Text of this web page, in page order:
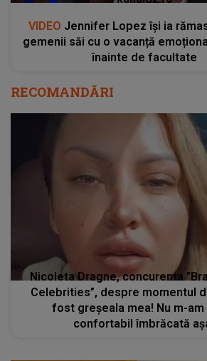
VIDEO Jennifer Lopez își ia
gemenii săi cu o vacanță
înainte de facultate
RECOMANDĂRI
Nicoleta Dragne, concurenta
Celebrities”, despre momentul
fost greșeala mea! Nu m-
confortabil îmbrăcată